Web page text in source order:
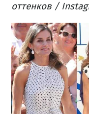
оттенков /